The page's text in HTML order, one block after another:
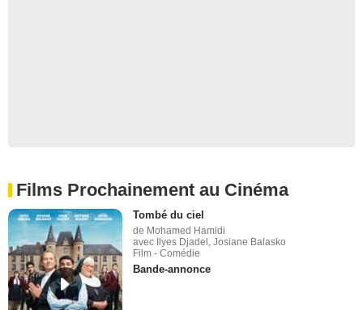
Films Prochainement au Cinéma
Tombé du ciel
de Mohamed Hamidi
avec Ilyes Djadel, Josiane Balasko
Film - Comédie
Bande-annonce